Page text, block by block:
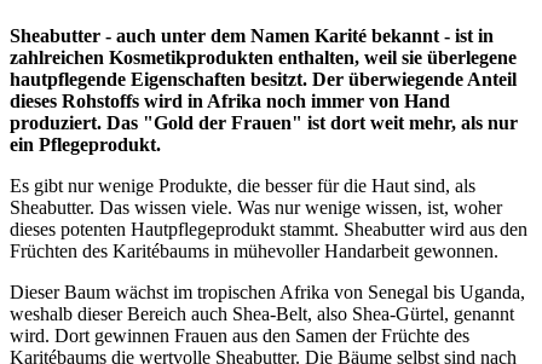
Sheabutter - auch unter dem Namen Karité bekannt - ist in
zahlreichen Kosmetikprodukten enthalten, weil sie überlegene
hautpflegende Eigenschaften besitzt. Der überwiegende Anteil
dieses Rohstoffs wird in Afrika noch immer von Hand
produziert. Das "Gold der Frauen" ist dort weit mehr, als nur
ein Pflegeprodukt.
Es gibt nur wenige Produkte, die besser für die Haut sind, als
Sheabutter. Das wissen viele. Was nur wenige wissen, ist, woher
dieses potenten Hautpflegeprodukt stammt. Sheabutter wird aus den
Früchten des Karitébaums in mühevoller Handarbeit gewonnen.
Dieser Baum wächst im tropischen Afrika von Senegal bis Uganda,
weshalb dieser Bereich auch Shea-Belt, also Shea-Gürtel, genannt
wird. Dort gewinnen Frauen aus den Samen der Früchte des
Karitébaums die wertvolle Sheabutter. Die Bäume selbst sind nach